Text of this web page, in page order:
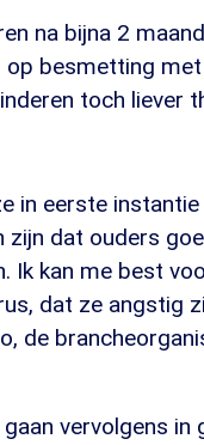
na bijna 2
op besmetting
toch liever
in eerste
zijn dat ouders
Ik kan me best
dat ze angstig
de
vervolgens in